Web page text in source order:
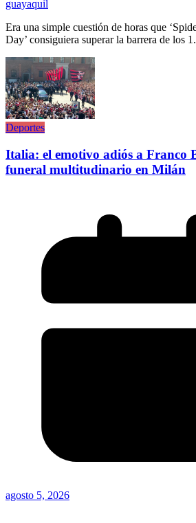
guayaquil
Era una simple cuestión de horas que
Day’ consiguiera superar la barrera de los
Deportes
Italia: el emotivo adiós a Franco
funeral multitudinario en Milán
agosto 5, 2026